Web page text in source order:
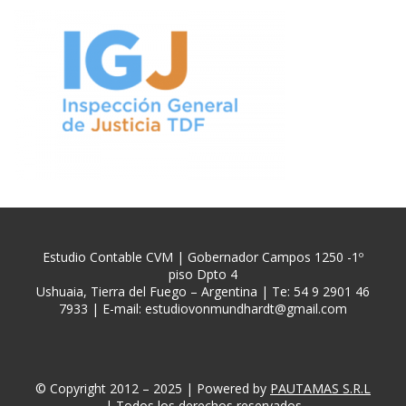
Estudio Contable CVM | Gobernador Campos 1250 -1º
piso Dpto 4
Ushuaia, Tierra del Fuego – Argentina | Te: 54 9 2901 46
7933 | E-mail: estudiovonmundhardt@gmail.com
© Copyright 2012 – 2025 | Powered by PAUTAMAS S.R.L